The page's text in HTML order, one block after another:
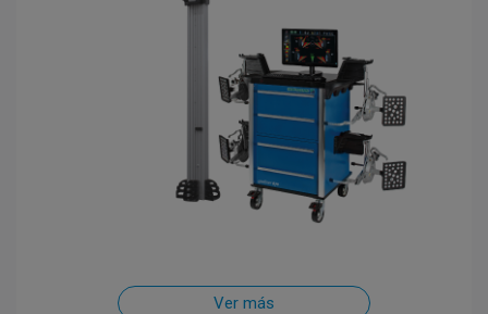
Ver más